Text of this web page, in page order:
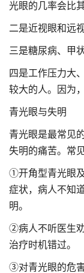
光眼的几率会比
二是近视眼和远
三是糖尿病、甲
四是工作压力大
较大的人。因为
青光眼与失明
青光眼是最常见
失明的痛苦。常
①开角型青光眼
症状，病人不知
明。
②病人不听医生
治疗时机错过。
③对青光眼的危